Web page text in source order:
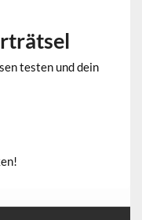
testen und dein